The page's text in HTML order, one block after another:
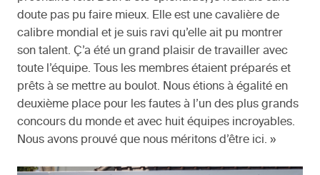
doute pas pu faire mieux. Elle est une cavalière de
calibre mondial et je suis ravi qu’elle ait pu montrer
son talent. Ç’a été un grand plaisir de travailler avec
toute l’équipe. Tous les membres étaient préparés et
prêts à se mettre au boulot. Nous étions à égalité en
deuxième place pour les fautes à l’un des plus grands
concours du monde et avec huit équipes incroyables.
Nous avons prouvé que nous méritons d’être ici. »